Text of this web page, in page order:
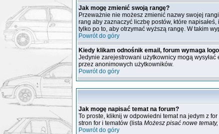
Jak mogę zmienić swoją rangę?
Przeważnie nie możesz zmienić nazwy swojej
rang aby zaznaczyć liczbę postów, które
tylko po to, aby otrzymać wyższą rangę. W takim
Powrót do góry
Kiedy klikam odnośnik email, forum wymaga
Jedynie zarejestrowani użytkownicy mogą
przez anonimowych użytkowników.
Powrót do góry
Jak mogę napisać temat na forum?
To proste, kliknij w odpowiedni temat na jedym z
stron for i tematów (lista Możesz pisać nowe
Powrót do góry